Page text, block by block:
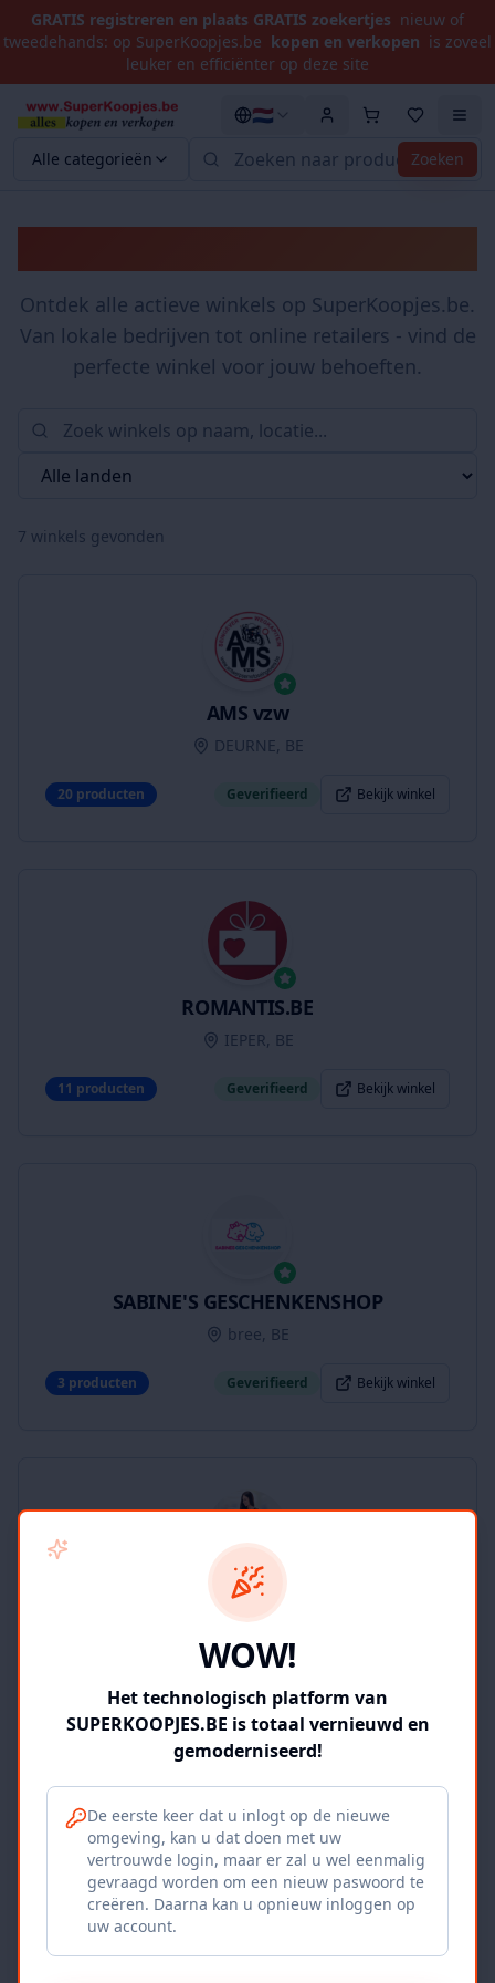
GRATIS registreren en plaats GRATIS zoekertjes nieuw of
tweedehands: op SuperKoopjes.be kopen en verkopen is zoveel
leuker en efficiënter op deze site
Alle categorieën Zoeken
🇳🇱
Ontdek alle actieve winkels op SuperKoopjes.be.
Van lokale bedrijven tot online retailers - vind de
perfecte winkel voor jouw behoeften.
7 winkels gevonden
AMS vzw
DEURNE, BE
20 producten Geverifieerd Bekijk winkel
ROMANTIS.BE
IEPER, BE
11 producten Geverifieerd Bekijk winkel
SABINE'S GESCHENKENSHOP
bree, BE
3 producten Geverifieerd Bekijk winkel
SUPERKOOPJES.BE
Geverifieerd
Iepers Kwartier
Ieper, BE
WOW!
Het technologisch platform van
SUPERKOOPJES.BE is totaal vernieuwd en
gemoderniseerd!
De eerste keer dat u inlogt op de nieuwe
omgeving, kan u dat doen met uw
vertrouwde login, maar er zal u wel eenmalig
gevraagd worden om een nieuw paswoord te
creëren. Daarna kan u opnieuw inloggen op
uw account.